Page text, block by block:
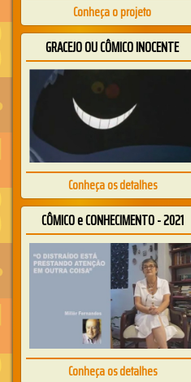
Conheça o projeto
GRACEJO OU CÔMICO INOCENTE
Conheça os detalhes
CÔMICO e CONHECIMENTO - 2021
Conheça os detalhes